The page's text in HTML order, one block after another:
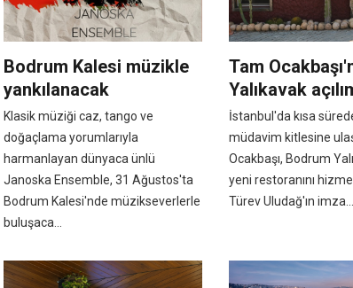
Bodrum Kalesi müzikle
yankılanacak
Klasik müziği caz, tango ve
doğaçlama yorumlarıyla
harmanlayan dünyaca ünlü
Janoska Ensemble, 31 Ağustos'ta
Bodrum Kalesi'nde müzikseverlerle
buluşaca...
Tam
Yalıkavak
İstanbul'da kısa
müdavim kitlesine
Ocakbaşı, Bodrum
yeni restoranını
Türev Uludağ'ın imza...